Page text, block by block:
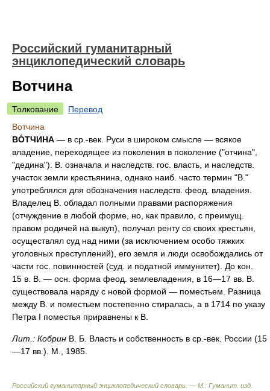
Российский гуманитарный
энциклопедический словарь
Вотчина
Толкование
Перевод
Вотчина
ВО́ТЧИНА — в ср.-век. Руси в широком смысле — всякое
владение, переходящее из поколения в поколение ("отчина",
"дедина"). В. означала и наследств. гос. власть, и наследств.
участок земли крестьянина, однако наиб. часто термин "В."
употреблялся для обозначения наследств. феод. владения.
Владелец В. обладал полными правами распоряжения
(отчуждение в любой форме, но, как правило, с преимущ.
правом родичей на выкуп), получал ренту со своих крестьян,
осуществлял суд над ними (за исключением особо тяжких
уголовных преступлений), его земля и люди освобождались от
части гос. повинностей (суд. и податной иммунитет). До кон.
15 в. В. — осн. форма феод. землевладения, в 16—17 вв. В.
существовала наряду с новой формой — поместьем. Разница
между В. и поместьем постепенно стиралась, а в 1714 по указу
Петра I поместья приравнены к В.
Лит.: Кобрин В. Б. Власть и собственность в ср.-век. России (15
—17 вв.). М., 1985.
Российский гуманитарный энциклопедический словарь. — М.: Гуманит. изд.